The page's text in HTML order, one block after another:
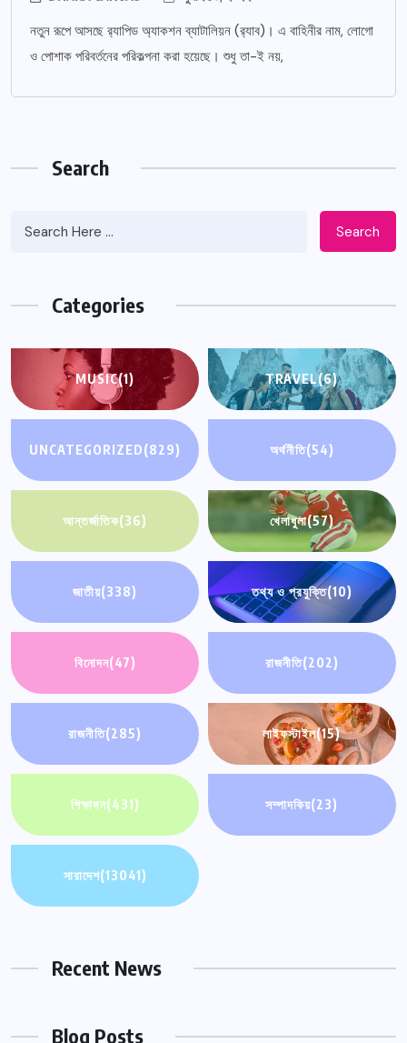
নতুন রূপে আসছে র‌্যাপিড অ্যাকশন ব্যাটালিয়ন (র‌্যাব)। এ বাহিনীর নাম, লোগো
ও পোশাক পরিবর্তনের পরিকল্পনা করা হয়েছে। শুধু তা-ই নয়,
Search
Search
Categories
MUSIC(1) TRAVEL(6)
UNCATEGORIZED(829) অর্থনীতি(54)
আন্তর্জাতিক(36) খেলাধুলা(57)
জাতীয়(338) তথ্য ও প্রযুক্তি(10)
বিনোদন(47) রাজনীতি(202)
রাজনীতি(285) লাইফস্টাইল(15)
শিক্ষাঙ্গন(431) সম্পাদকিয়(23)
সারাদেশ(13041)
Recent News
Blog Posts